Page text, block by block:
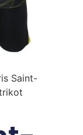
Saint-